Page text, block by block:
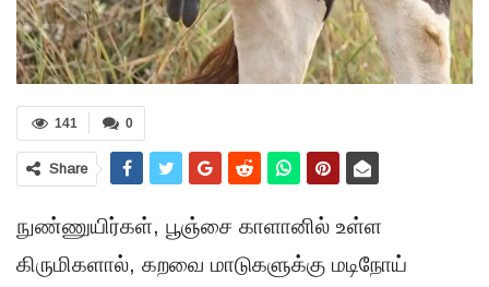
0
141
Share
நுண்ணுயிர்கள், பூஞ்சை காளானில் உள்ள
கிருமிகளால், கறவை மாடுகளுக்கு மடிநோய்